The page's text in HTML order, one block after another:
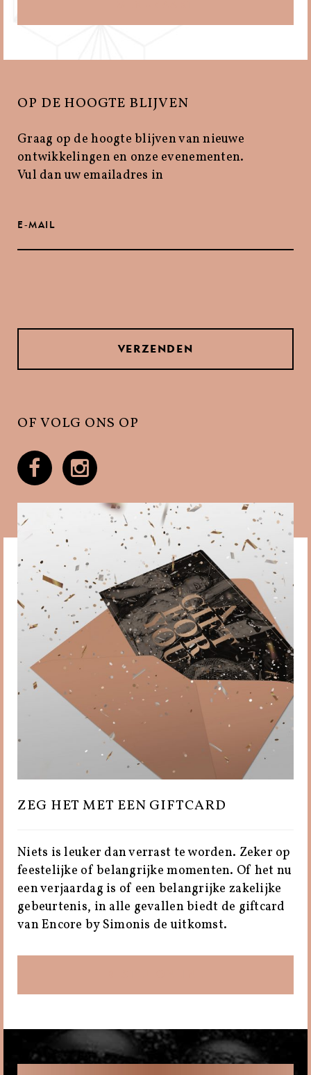
OP DE HOOGTE BLIJVEN
Graag op de hoogte blijven van nieuwe
ontwikkelingen en onze evenementen.
Vul dan uw emailadres in
OF VOLG ONS OP
ZEG HET MET EEN GIFTCARD
Niets is leuker dan verrast te worden. Zeker op
feestelijke of belangrijke momenten. Of het nu
een verjaardag is of een belangrijke zakelijke
gebeurtenis, in alle gevallen biedt de giftcard
van Encore by Simonis de uitkomst.